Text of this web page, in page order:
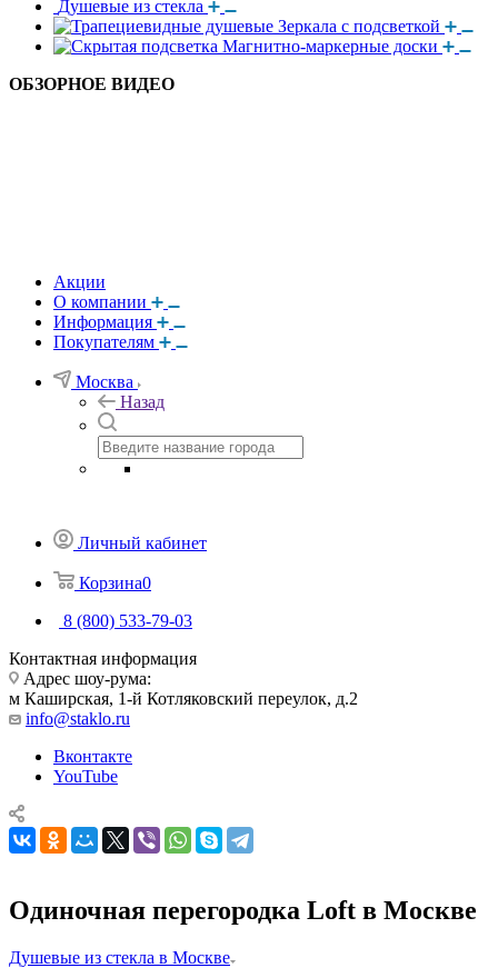
Душевые из стекла
Зеркала с подсветкой
Магнитно-маркерные доски
ОБЗОРНОЕ ВИДЕО
Акции
О компании
Информация
Покупателям
Москва
Назад
Личный кабинет
Корзина0
8 (800) 533-79-03
Контактная информация
Адрес шоу-рума:
м Каширская, 1-й Котляковский переулок, д.2
info@staklo.ru
Вконтакте
YouTube
Одиночная перегородка Loft в Москве
Душевые из стекла в Москве